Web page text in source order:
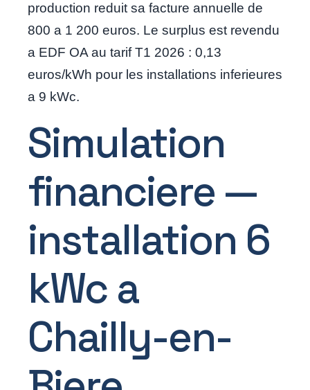
production reduit sa facture annuelle de
800 a 1 200 euros. Le surplus est revendu
a EDF OA au tarif T1 2026 : 0,13
euros/kWh pour les installations inferieures
a 9 kWc.
Simulation
financiere —
installation 6
kWc a
Chailly-en-